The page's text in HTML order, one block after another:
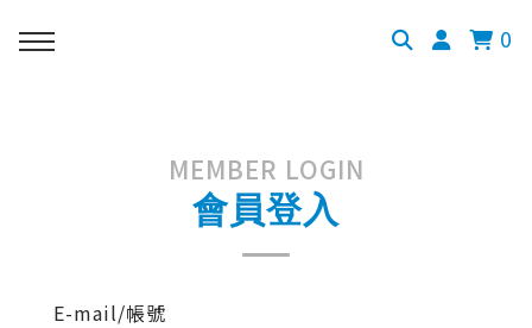
0
MEMBER LOGIN
會員登入
E-mail/帳號